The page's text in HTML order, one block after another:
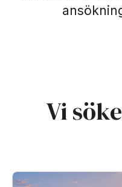
Vi